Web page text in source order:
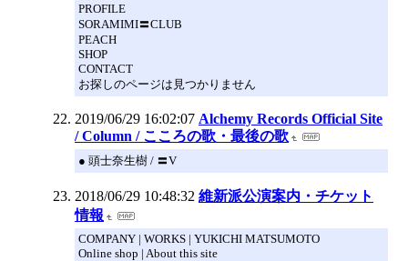
PROFILE
SORAMIMI〓CLUB
PEACH
SHOP
CONTACT
お探しのページは見つかりません
2019/06/29 16:02:07 Alchemy Records Official Site
/ Column / こころの歌・最後の歌
● 頭士奈生樹 / 〓V
2018/06/29 10:48:32 維新派公演案内・チケット
情報
COMPANY | WORKS | YUKICHI MATSUMOTO
Online shop | About this site